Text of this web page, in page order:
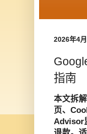
2026年4
指南
本文拆
页、
Advisor